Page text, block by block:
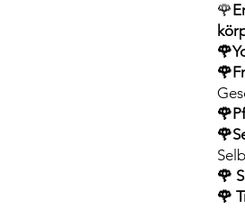
🌹
🌹
🌹
🌹
🌹